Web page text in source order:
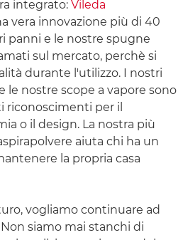
integrato: Vileda
vera innovazione più di 40
panni e le nostre spugne
sul mercato, perchè si
durante l'utilizzo. I nostri
le nostre scope a vapore sono
per il
o il design. La nostra più
aiuta chi ha un
la propria casa
vogliamo continuare ad
siamo mai stanchi di